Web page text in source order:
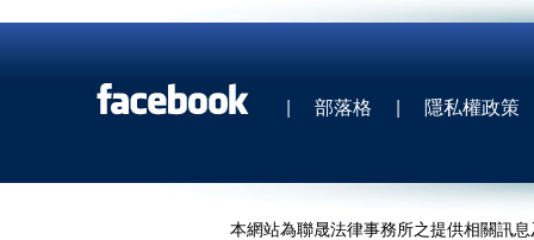
| 部落格 | 隱私權政策
本網站為聯晟法律事務所之提供相關訊